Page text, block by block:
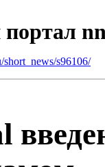
s96106/